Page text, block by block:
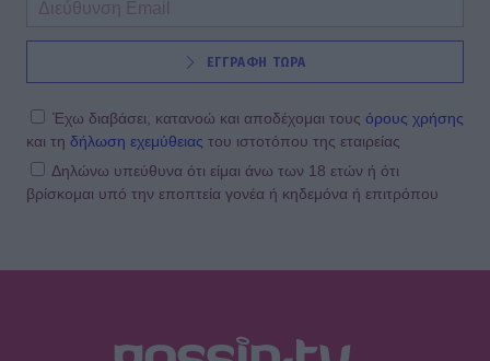
ΕΓΓΡΑΦΗ ΤΩΡΑ
Έχω διαβάσει, κατανοώ και αποδέχομαι τους όρους χρήσης
και τη δήλωση εχεμύθειας του ιστοτόπου της εταιρείας
Δηλώνω υπεύθυνα ότι είμαι άνω των 18 ετών ή ότι
βρίσκομαι υπό την εποπτεία γονέα ή κηδεμόνα ή επιτρόπου